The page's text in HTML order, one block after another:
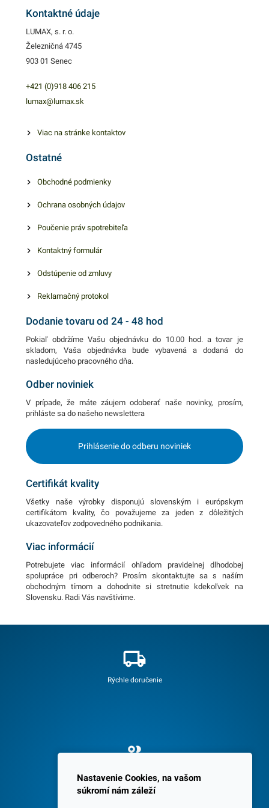
je rýchla a jednoduchá. 45cm
fólia patrí k ,,must have
dobrému priľnutiu a
nepriepustnosti vzduchu,
vaše potraviny dlho svieže a
rýchla a jednoduchá. 45cm x
každej profesionálnej či
nepriepustnosti vzduchu,
vaše potraviny dlho svieže a
voňavé. Manipulácia je
300m
Kontaktné údaje
LUMAX, s. r. o.
Železničná 4745
903 01 Senec
+421 (0)918 406 215
lumax@lumax.sk
Viac na stránke kontaktov
Ostatné
Obchodné podmienky
Ochrana osobných údajov
Poučenie práv spotrebiteľa
Kontaktný formulár
Odstúpenie od zmluvy
Reklamačný protokol
Dodanie tovaru od 24 - 48 hod
Pokiaľ obdržíme Vašu objednávku do 10.00 hod. a tovar je
skladom, Vaša objednávka bude vybavená a dodaná do
nasledujúceho pracovného dňa.
Odber noviniek
V prípade, že máte záujem odoberať naše novinky, prosím,
prihláste sa do našeho newslettera
Prihlásenie do odberu noviniek
Certifikát kvality
Všetky naše výrobky disponujú slovenským i európskym
certifikátom kvality, čo považujeme za jeden z dôležitých
ukazovateľov zodpovedného podnikania.
Viac informácií
Potrebujete viac informácií ohľadom pravidelnej dlhodobej
spolupráce pri odberoch? Prosím skontaktujte sa s naším
obchodným tímom a dohodnite si stretnutie kdekoľvek na
Slovensku. Radi Vás navštívime.
Rýchle doručenie
Spokojných 3600 zákazníkov
Nastavenie Cookies, na vašom
súkromí nám záleží